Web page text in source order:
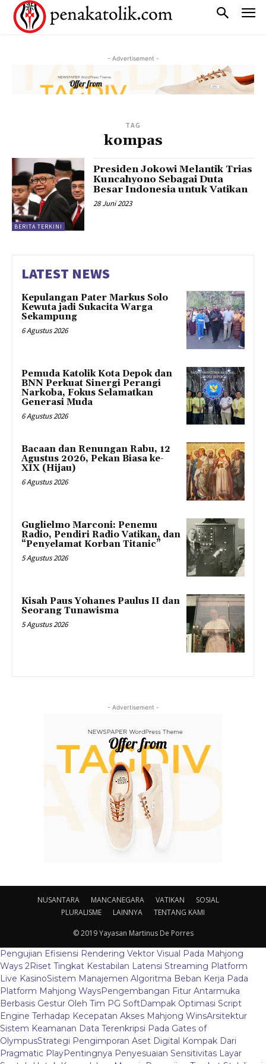
- Advertisement -
TAG
kompas
BERITA TERKINI
Presiden Jokowi Melantik Trias
Kuncahyono Sebagai Duta
Besar Indonesia untuk Vatikan
28 Juni 2023
LATEST NEWS
Kepulangan Pater Markus Solo
Kewuta jadi Sukacita Warga
Sekampung
6 Agustus 2026
Pemuda Katolik Kota Depok dan
BNN Perkuat Sinergi Perangi
Narkoba, Fokus Selamatkan
Generasi Muda
6 Agustus 2026
Bacaan dan Renungan Rabu, 12
Agustus 2026, Pekan Biasa ke-
XIX (Hijau)
6 Agustus 2026
Guglielmo Marconi: Penemu
Radio, Pendiri Radio Vatikan, dan
“Penyelamat Korban Titanic”
5 Agustus 2026
Kisah Paus Yohanes Paulus II dan
Seorang Tunawisma
5 Agustus 2026
- Advertisement -
NUSANTARA MANCANEGARA VATIKAN
SOSIAL
PLURALISME
LAINNYA TENTANG KAMI
© 2019 Yayasan Martinus De Porres
Pengujian Efisiensi Rendering Vektor Visual Pada Mahjong
Ways 2Riset Tingkat Kestabilan Latensi Streaming Platform
Live KasinoSistem Manajemen Algoritma Beban Kerja Pada
Platform Mahjong WaysPengembangan Fitur Antarmuka
Berbasis Gestur Oleh Tim PG SoftDampak Optimasi Script
Engine Terhadap Kecepatan Akses Mahjong WinsArsitektur
Sistem Keamanan Data Terenkripsi Pada Gates of
OlympusStrategi Pengimporan Aset Digital Kompak Dari
Pragmatic PlayPentingnya Penyesuaian Sensitivitas Layar